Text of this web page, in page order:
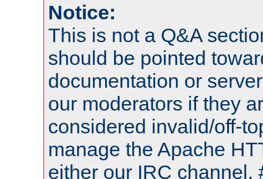
Notice:
This is not a Q&A
should be pointed
documentation or
our moderators if they
considered invalid/off-
manage the Apache
either our IRC channel,